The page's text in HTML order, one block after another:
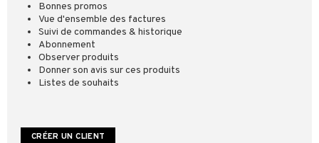
Bonnes promos
Vue d'ensemble des factures
Suivi de commandes & historique
Abonnement
Observer produits
Donner son avis sur ces produits
Listes de souhaits
CRÉER UN CLIENT